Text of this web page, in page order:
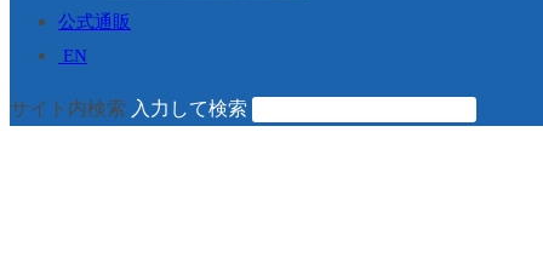
公式通販
EN
サイト内検索 入力して検索